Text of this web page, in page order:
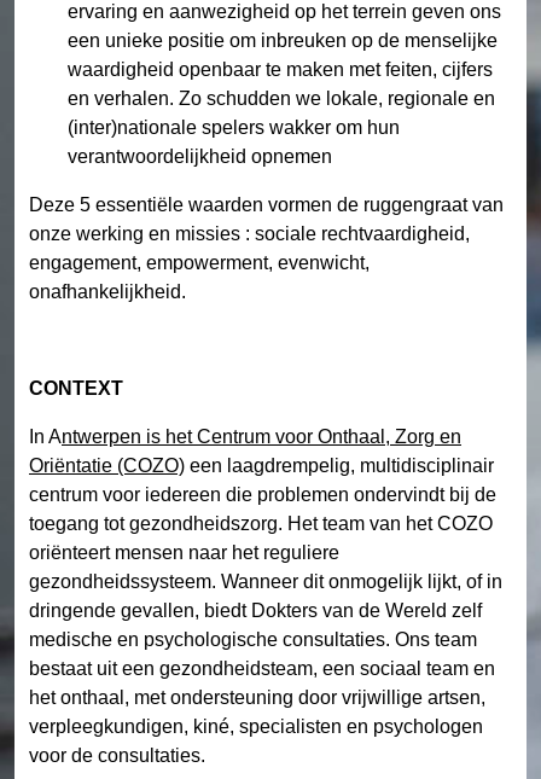
ervaring en aanwezigheid op het terrein geven ons
een unieke positie om inbreuken op de menselijke
waardigheid openbaar te maken met feiten, cijfers
en verhalen. Zo schudden we lokale, regionale en
(inter)nationale spelers wakker om hun
verantwoordelijkheid opnemen
Deze 5 essentiële waarden vormen de ruggengraat van
onze werking en missies : sociale rechtvaardigheid,
engagement, empowerment, evenwicht,
onafhankelijkheid.
CONTEXT
In Antwerpen is het Centrum voor Onthaal, Zorg en
Oriëntatie (COZO) een laagdrempelig, multidisciplinair
centrum voor iedereen die problemen ondervindt bij de
toegang tot gezondheidszorg. Het team van het COZO
oriënteert mensen naar het reguliere
gezondheidssysteem. Wanneer dit onmogelijk lijkt, of in
dringende gevallen, biedt Dokters van de Wereld zelf
medische en psychologische consultaties. Ons team
bestaat uit een gezondheidsteam, een sociaal team en
het onthaal, met ondersteuning door vrijwillige artsen,
verpleegkundigen, kiné, specialisten en psychologen
voor de consultaties.